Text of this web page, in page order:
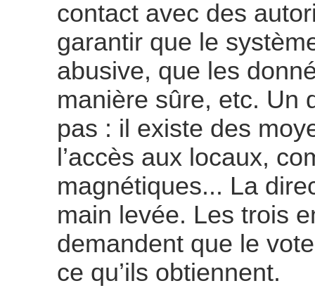
contact avec des
garantir que le
abusive, que les
manière sûre, etc. Un
pas : il existe des
l’accès aux locaux,
magnétiques... La
main levée. Les trois
demandent que le
ce qu’ils obtiennent.